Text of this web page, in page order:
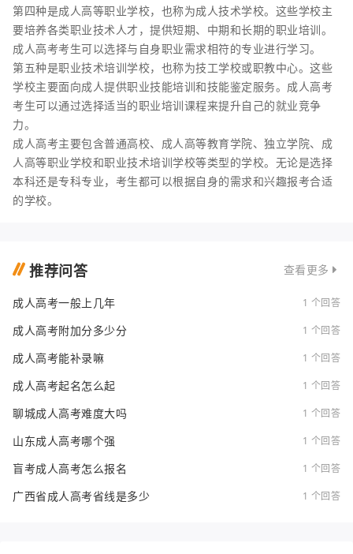
第四种是成人高等职业学校，也称为成人技术学校。这些学校主
要培养各类职业技术人才，提供短期、中期和长期的职业培训。
成人高考考生可以选择与自身职业需求相符的专业进行学习。
第五种是职业技术培训学校，也称为技工学校或职教中心。这些
学校主要面向成人提供职业技能培训和技能鉴定服务。成人高考
考生可以通过选择适当的职业培训课程来提升自己的就业竞争
力。
成人高考主要包含普通高校、成人高等教育学院、独立学院、成
人高等职业学校和职业技术培训学校等类型的学校。无论是选择
本科还是专科专业，考生都可以根据自身的需求和兴趣报考合适
的学校。
推荐问答 查看更多
成人高考一般上几年 1 个回答
成人高考附加分多少分 1 个回答
成人高考能补录嘛 1 个回答
成人高考起名怎么起 1 个回答
聊城成人高考难度大吗 1 个回答
山东成人高考哪个强 1 个回答
盲考成人高考怎么报名 1 个回答
广西省成人高考省线是多少 1 个回答